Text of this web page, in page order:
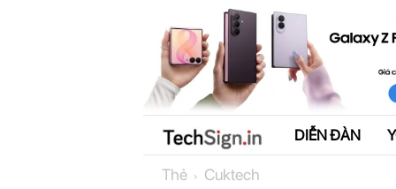
DIỄN ĐÀN
Thẻ Cuktech